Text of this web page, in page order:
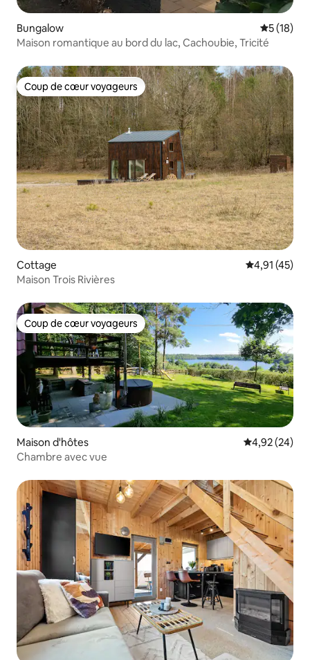
Bungalow
5 (18)
Maison romantique au bord du lac, Cachoubie, Tricité
Coup de cœur voyageurs
Coup de cœur voyageurs
Cottage Évaluation
4,91 (45)
Maison Trois Rivières
Coup de cœur voyageurs
Coup de cœur voyageurs
Maison d'hôtes Évaluation
4,92 (24)
Chambre avec vue